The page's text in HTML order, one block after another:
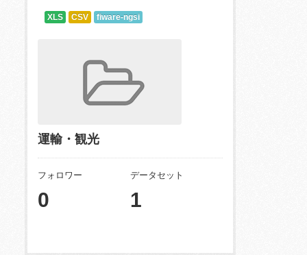
XLS CSV fiware-ngsi
運輸・観光
フォロワー
0
データセット
1